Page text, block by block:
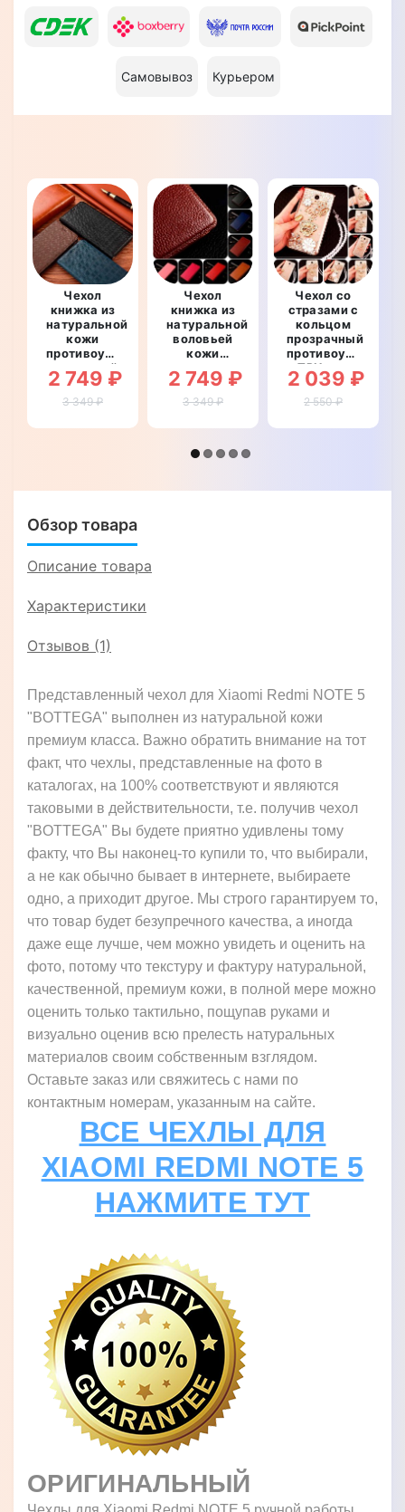
Самовывоз Курьером
Чехол
книжка из
натуральной
кожи
противоударный
магнитный
для Xiaomi
Redmi
"LINEARIS"
2 749 ₽
3 349 ₽
Чехол
книжка из
натуральной
воловьей
кожи
противоударный
магнитный
для Xiaomi
2 749 ₽
3 349 ₽
Чехол со
стразами с
кольцом
прозрачный
противоударный
TPU для
Xiaomi
Redmi
"ROYALER"
2 039 ₽
2 550 ₽
Обзор товара
Описание товара
Характеристики
Отзывов (1)
Представленный чехол для Xiaomi Redmi NOTE 5
"BOTTEGA" выполнен из натуральной кожи
премиум класса. Важно обратить внимание на тот
факт, что чехлы, представленные на фото в
каталогах, на 100% соответствуют и являются
таковыми в действительности, т.е. получив чехол
"BOTTEGA" Вы будете приятно удивлены тому
факту, что Вы наконец-то купили то, что выбирали,
а не как обычно бывает в интернете, выбираете
одно, а приходит другое. Мы строго гарантируем то,
что товар будет безупречного качества, а иногда
даже еще лучше, чем можно увидеть и оценить на
фото, потому что текстуру и фактуру натуральной,
качественной, премиум кожи, в полной мере можно
оценить только тактильно, пощупав руками и
визуально оценив всю прелесть натуральных
материалов своим собственным взглядом.
Оставьте заказ или свяжитесь с нами по
контактным номерам, указанным на сайте.
ВСЕ ЧЕХЛЫ ДЛЯ
XIAOMI REDMI NOTE 5
НАЖМИТЕ ТУТ
ОРИГИНАЛЬНЫЙ